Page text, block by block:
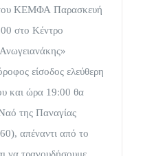
του ΚΕΜΦΑ Παρασκευή
στο Κέντρο
είσοδος ελεύθερη
και ώρα 19:00 θα
της Παναγίας
απέναντι από το
να τραγουδήσουμε